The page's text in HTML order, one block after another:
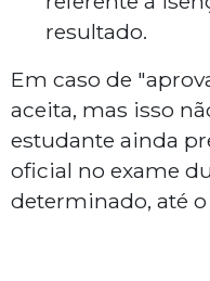
resultado.
Em caso de
aceita, mas isso
estudante ainda
oficial no exame
determinado, até o